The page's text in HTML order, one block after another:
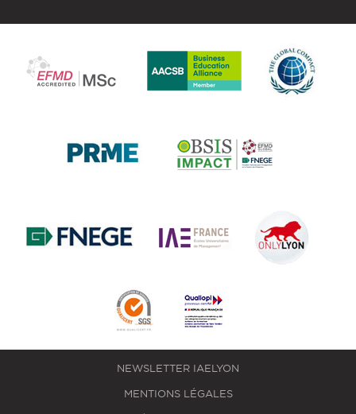
NEWSLETTER IAELYON
MENTIONS LÉGALES